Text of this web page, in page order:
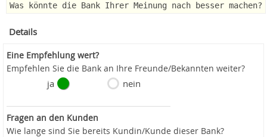
Was könnte die Bank Ihrer Meinung nach besser machen?
Details
Eine Empfehlung wert?
Empfehlen Sie die Bank an Ihre Freunde/Bekannten weiter?
ja nein
Fragen an den Kunden
Wie lange sind Sie bereits Kundin/Kunde dieser Bank?